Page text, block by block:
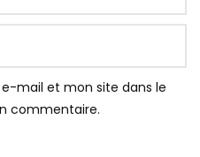
mail et mon site dans le
commentaire.